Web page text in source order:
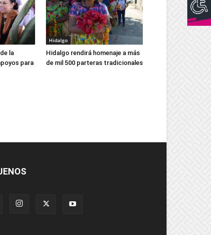
la
para
Hidalgo
Hidalgo rendirá homenaje a más
de mil 500 parteras tradicionales